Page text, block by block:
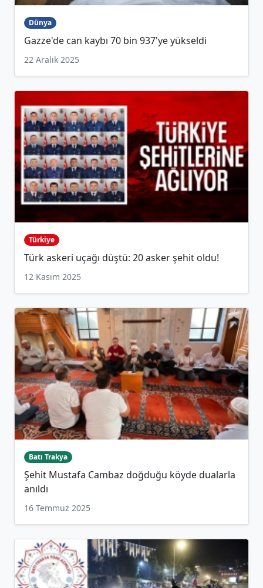
Dünya
Gazze'de can kaybı 70 bin 937'ye yükseldi
22 Aralık 2025
Türkiye
Türk askeri uçağı düştü: 20 asker şehit oldu!
12 Kasım 2025
Batı Trakya
Şehit Mustafa Cambaz doğduğu köyde dualarla
anıldı
16 Temmuz 2025